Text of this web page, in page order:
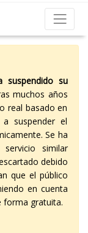
suspendido su
muchos años
real basado en
suspender el
Se ha
similar
debido
que el público
en cuenta
forma gratuita.